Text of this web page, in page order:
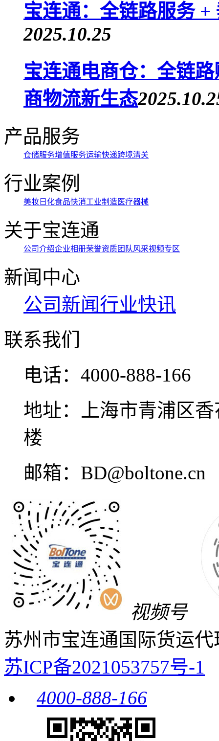
宝连通：全链路服务
2025.10.25
宝连通电商仓：全链
商物流新生态
产品服务
仓储服务增值服务运输快递跨境清关
行业案例
美妆日化食品快消工业制造医疗器械
关于宝连通
公司介绍企业相册荣誉资质团队风采视频专区
新闻中心
公司新闻行业快讯
联系我们
电话： 4000-888-166
地址：
上海市青浦区
楼
邮箱： BD@boltone.cn
视频号
苏州市宝连通国际货运
苏ICP备2021053757号-1
4000-888-166